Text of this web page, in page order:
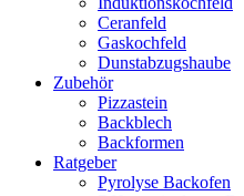
Ceranfeld
Gaskochfeld
Dunstabzugshaube
Zubehör
Pizzastein
Backblech
Backformen
Ratgeber
Pyrolyse Backofen